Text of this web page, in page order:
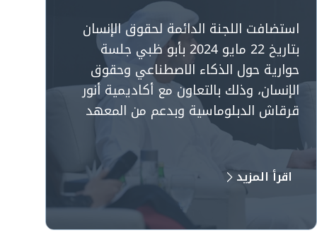
استضافت اللجنة الدائمة لحقوق الإنسان
بتاريخ 22 مايو 2024 بأبو ظبي جلسة
حوارية حول الذكاء الاصطناعي وحقوق
الإنسان، وذلك بالتعاون مع أكاديمية أنور
قرقاش الدبلوماسية وبدعم من المعهد
البريطاني للقانون الدولي والمقارن. وتأتي
الفعالية كجزء من سلسلة مستمرة من
الفعاليات التي تستضيفها اللجنة الدائمة
لحقوق الإنسان بهدف تسليط الضوء على
الممارسات المعتمدة لحماية حقوق الإنسان
على الصعيد العالمي.
اقرأ المزيد
جلسة حوارية حول الذكاء الاصطناعي